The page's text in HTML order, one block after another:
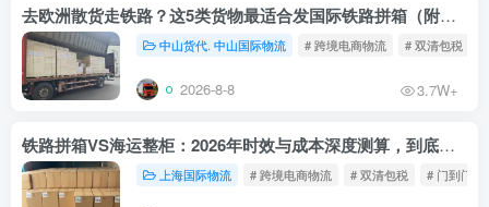
去欧洲散货走铁路？这5类货物最适合发国际铁路拼箱（附禁运清单）
中山货代. 中山国际物流 # 跨境电商物流 # 双清包税
2026-8-8 3.7W+
铁路拼箱VS海运整柜：2026年时效与成本深度测算，到底能省多少钱？
上海国际物流 # 跨境电商物流 # 双清包税 # 门到门物